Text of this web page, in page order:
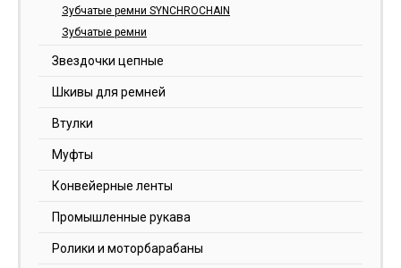
Зубчатые ремни SYNCHROCHAIN
Зубчатые ремни
Звездочки цепные
Шкивы для ремней
Втулки
Муфты
Конвейерные ленты
Промышленные рукава
Ролики и моторбарабаны